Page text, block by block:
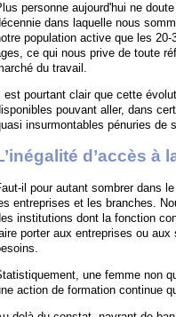
personne aujourd'hui ne
dans laquelle nous
population active que les
ce qui nous prive de toute
du travail.
est pourtant clair que cette
pouvant aller, dans
insurmontables pénuries de
d’accès à
il pour autant sombrer dans
entreprises et les branches.
institutions dont la fonction
porter aux entreprises ou
une femme non
action de formation continue